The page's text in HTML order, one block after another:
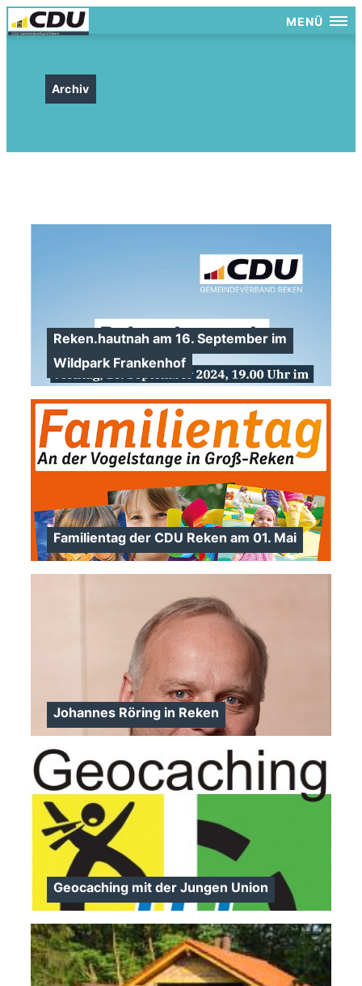
MENÜ
Archiv
Reken.hautnah am 16. September im
Wildpark Frankenhof
Familientag der CDU Reken am 01. Mai
Johannes Röring in Reken
Geocaching mit der Jungen Union